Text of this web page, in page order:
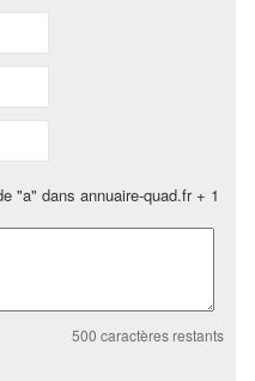
"a" dans annuaire-quad.fr + 1
500 caractères restants